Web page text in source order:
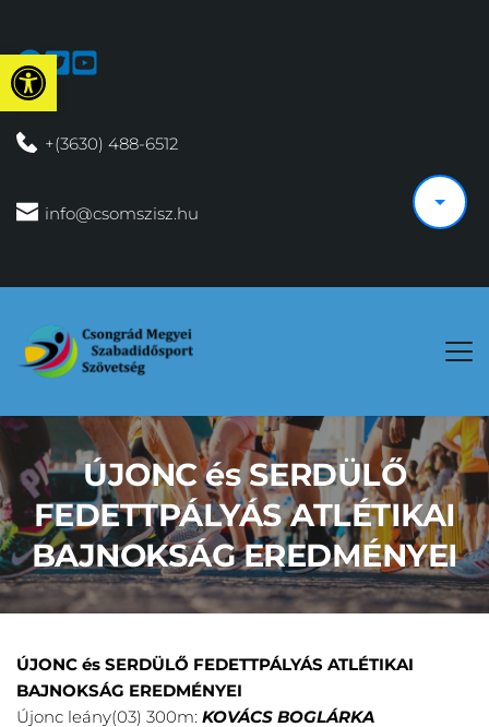
Eszköztár megnyitása
+(3630) 488-6512
info@csomszisz.hu
ÚJONC és SERDÜLŐ
FEDETTPÁLYÁS ATLÉTIKAI
BAJNOKSÁG EREDMÉNYEI
ÚJONC és SERDÜLŐ FEDETTPÁLYÁS ATLÉTIKAI
BAJNOKSÁG EREDMÉNYEI
Újonc leány(03) 300m: KOVÁCS BOGLÁRKA